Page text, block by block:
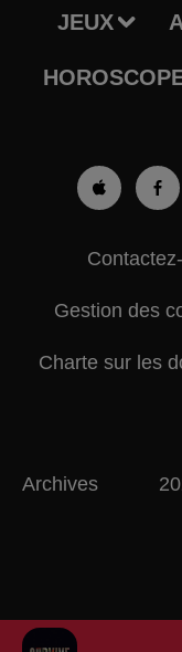
JEUX
Gestion des
Charte sur les
Archives